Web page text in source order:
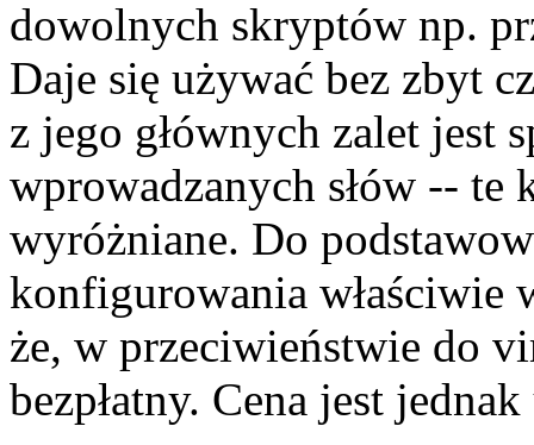
dowolnych skryptów np.
Daje się używać bez zbyt
z jego głównych zalet jest
wprowadzanych słów -- te
wyróżniane. Do
konfigurowania właściwie
że, w przeciwieństwie do
bezpłatny. Cena jest